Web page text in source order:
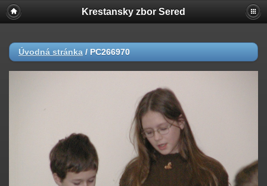
Krestansky zbor Sered
Úvodná stránka / PC266970